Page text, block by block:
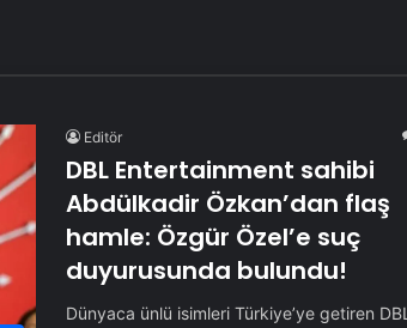
Editör
DBL Entertainment sahibi
Abdülkadir Özkan’dan flaş
hamle: Özgür Özel’e suç
duyurusunda bulundu!
Dünyaca ünlü isimleri Türkiye’ye getiren DBL